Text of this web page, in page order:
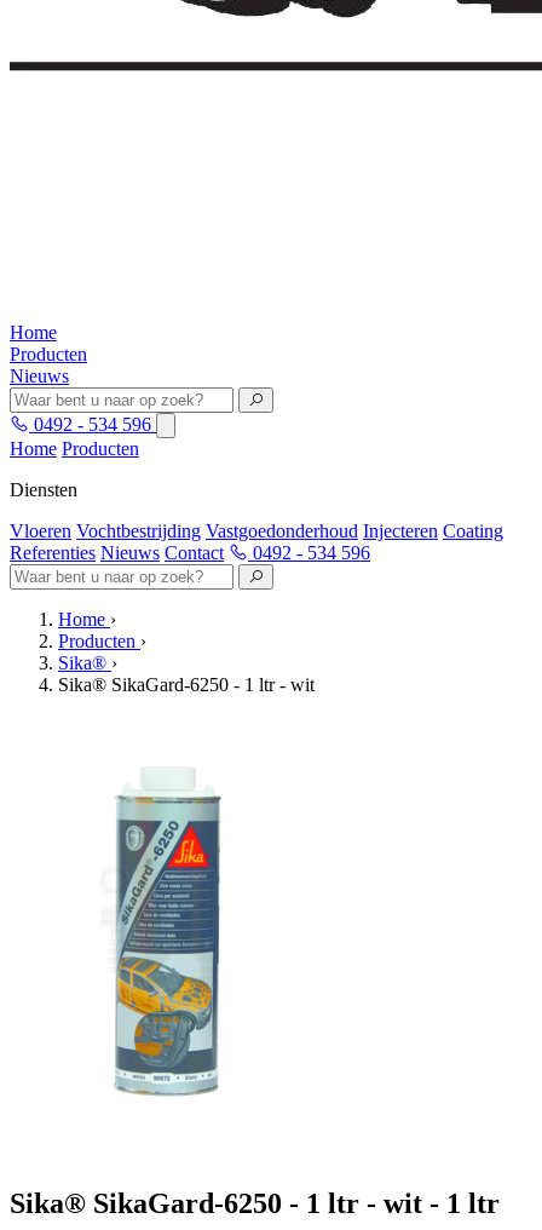
Home
Producten
Nieuws
0492 - 534 596
Home Producten
Diensten
Vloeren Vochtbestrijding Vastgoedonderhoud Injecteren Coating
Referenties Nieuws Contact 0492 - 534 596
Home ›
Producten ›
Sika® ›
Sika® SikaGard-6250 - 1 ltr - wit
Sika® SikaGard-6250 - 1 ltr - wit - 1 ltr